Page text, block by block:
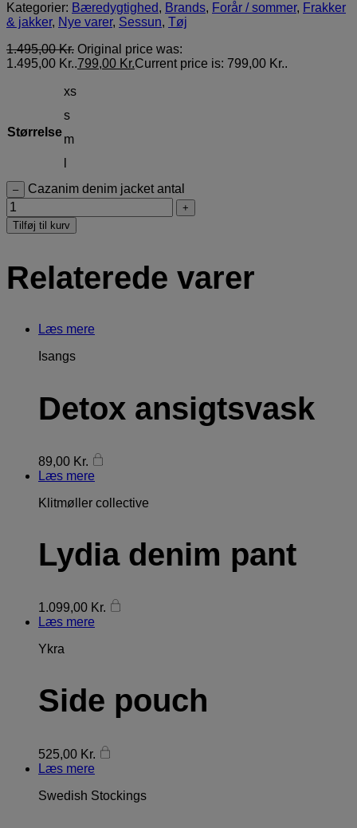
Kategorier: Bæredygtighed, Brands, Forår / sommer, Frakker
& jakker, Nye varer, Sessun, Tøj
1.495,00Kr. Original price was:
1.495,00 Kr..799,00 Kr.Current price is: 799,00 Kr..
Størrelse
xs
s
m
– Cazanim denim jacket antal
+
Tilføj til kurv
Relaterede varer
Læs mere
Isangs
Detox ansigtsvask
89,00 Kr.
Læs mere
Klitmøller collective
Lydia denim pant
1.099,00 Kr.
Læs mere
Ykra
Side pouch
525,00 Kr.
Læs mere
Swedish Stockings